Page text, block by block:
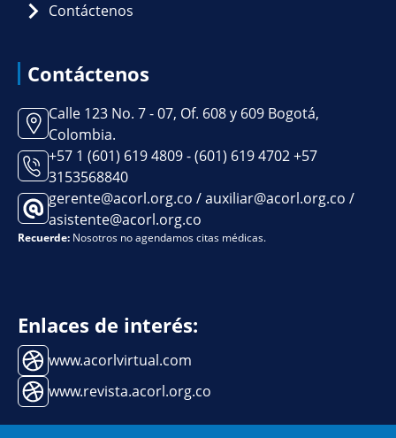
Contáctenos
Contáctenos
Calle 123 No. 7 - 07, Of. 608 y 609 Bogotá,
Colombia.
+57 1 (601) 619 4809 - (601) 619 4702 +57
3153568840
gerente@acorl.org.co / auxiliar@acorl.org.co /
asistente@acorl.org.co
Recuerde: Nosotros no agendamos citas médicas.
Enlaces de interés:
www.acorlvirtual.com
www.revista.acorl.org.co